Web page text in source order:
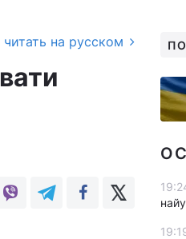
читать на русском